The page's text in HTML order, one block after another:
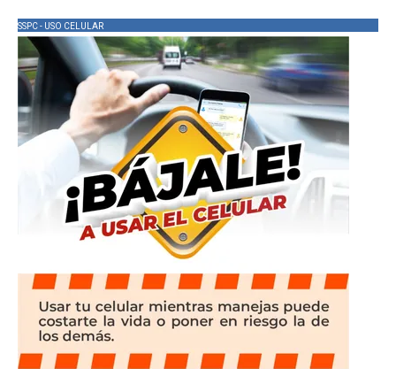
SSPC - USO CELULAR